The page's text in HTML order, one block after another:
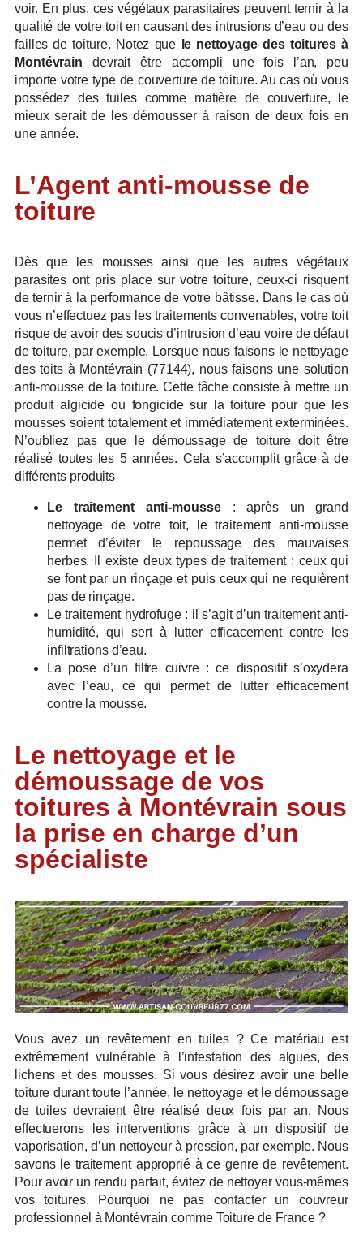
voir. En plus, ces végétaux parasitaires peuvent ternir à la
qualité de votre toit en causant des intrusions d’eau ou des
failles de toiture. Notez que le nettoyage des toitures à
Montévrain devrait être accompli une fois l’an, peu
importe votre type de couverture de toiture. Au cas où vous
possédez des tuiles comme matière de couverture, le
mieux serait de les démousser à raison de deux fois en
une année.
L’Agent anti-mousse de
toiture
Dès que les mousses ainsi que les autres végétaux
parasites ont pris place sur votre toiture, ceux-ci risquent
de ternir à la performance de votre bâtisse. Dans le cas où
vous n’effectuez pas les traitements convenables, votre toit
risque de avoir des soucis d’intrusion d’eau voire de défaut
de toiture, par exemple. Lorsque nous faisons le nettoyage
des toits à Montévrain (77144), nous faisons une solution
anti-mousse de la toiture. Cette tâche consiste à mettre un
produit algicide ou fongicide sur la toiture pour que les
mousses soient totalement et immédiatement exterminées.
N’oubliez pas que le démoussage de toiture doit être
réalisé toutes les 5 années. Cela s’accomplit grâce à de
différents produits
Le traitement anti-mousse : après un grand
nettoyage de votre toit, le traitement anti-mousse
permet d’éviter le repoussage des mauvaises
herbes. Il existe deux types de traitement : ceux qui
se font par un rinçage et puis ceux qui ne requièrent
pas de rinçage.
Le traitement hydrofuge : il s’agit d’un traitement anti-
humidité, qui sert à lutter efficacement contre les
infiltrations d’eau.
La pose d’un filtre cuivre : ce dispositif s’oxydera
avec l’eau, ce qui permet de lutter efficacement
contre la mousse.
Le nettoyage et le
démoussage de vos
toitures à Montévrain sous
la prise en charge d’un
spécialiste
Vous avez un revêtement en tuiles ? Ce matériau est
extrêmement vulnérable à l’infestation des algues, des
lichens et des mousses. Si vous désirez avoir une belle
toiture durant toute l’année, le nettoyage et le démoussage
de tuiles devraient être réalisé deux fois par an. Nous
effectuerons les interventions grâce à un dispositif de
vaporisation, d’un nettoyeur à pression, par exemple. Nous
savons le traitement approprié à ce genre de revêtement.
Pour avoir un rendu parfait, évitez de nettoyer vous-mêmes
vos toitures. Pourquoi ne pas contacter un couvreur
professionnel à Montévrain comme Toiture de France ?